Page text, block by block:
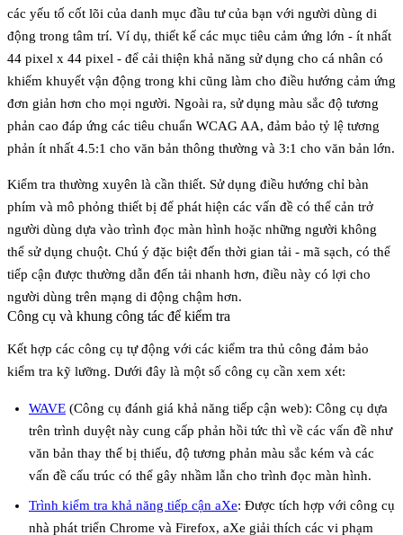
các yếu tố cốt lõi của danh mục đầu tư của bạn với người dùng di
động trong tâm trí. Ví dụ, thiết kế các mục tiêu cảm ứng lớn - ít nhất
44 pixel x 44 pixel - để cải thiện khả năng sử dụng cho cá nhân có
khiếm khuyết vận động trong khi cũng làm cho điều hướng cảm ứng
đơn giản hơn cho mọi người. Ngoài ra, sử dụng màu sắc độ tương
phản cao đáp ứng các tiêu chuẩn WCAG AA, đảm bảo tỷ lệ tương
phản ít nhất 4.5:1 cho văn bản thông thường và 3:1 cho văn bản lớn.
Kiểm tra thường xuyên là cần thiết. Sử dụng điều hướng chỉ bàn
phím và mô phỏng thiết bị để phát hiện các vấn đề có thể cản trở
người dùng dựa vào trình đọc màn hình hoặc những người không
thể sử dụng chuột. Chú ý đặc biệt đến thời gian tải - mã sạch, có thể
tiếp cận được thường dẫn đến tải nhanh hơn, điều này có lợi cho
người dùng trên mạng di động chậm hơn.
Công cụ và khung công tác để kiểm tra
Kết hợp các công cụ tự động với các kiểm tra thủ công đảm bảo
kiểm tra kỹ lưỡng. Dưới đây là một số công cụ cần xem xét:
WAVE (Công cụ đánh giá khả năng tiếp cận web): Công cụ dựa
trên trình duyệt này cung cấp phản hồi tức thì về các vấn đề như
văn bản thay thế bị thiếu, độ tương phản màu sắc kém và các
vấn đề cấu trúc có thể gây nhầm lẫn cho trình đọc màn hình.
Trình kiểm tra khả năng tiếp cận aXe: Được tích hợp với công cụ
nhà phát triển Chrome và Firefox, aXe giải thích các vi phạm